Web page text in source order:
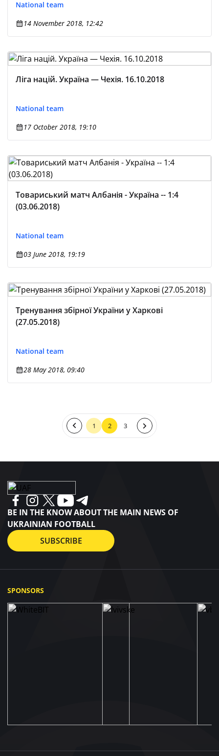
National team
14 November 2018, 12:42
Ліга націй. Україна — Чехія. 16.10.2018
National team
17 October 2018, 19:10
Товариський матч Албанія - Україна -- 1:4
(03.06.2018)
National team
03 June 2018, 19:19
Тренування збірної України у Харкові
(27.05.2018)
National team
28 May 2018, 09:40
1 2 3
BE IN THE KNOW ABOUT THE MAIN NEWS OF
UKRAINIAN FOOTBALL
SUBSCRIBE
SPONSORS